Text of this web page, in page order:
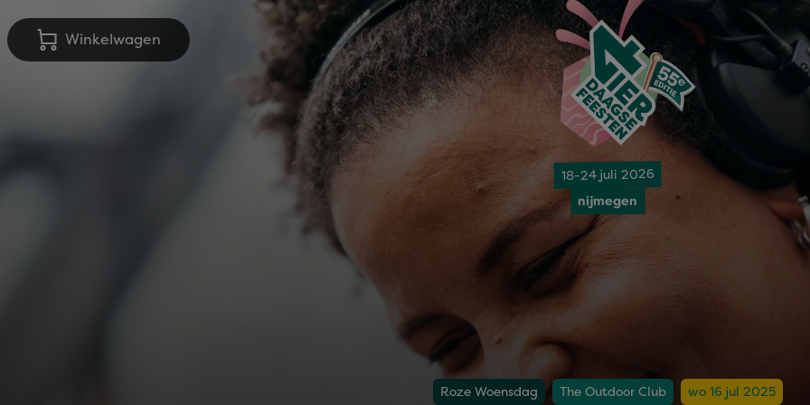
Winkelwagen
18-24 juli 2026
nijmegen
Roze Woensdag The Outdoor Club wo 16 jul 2025